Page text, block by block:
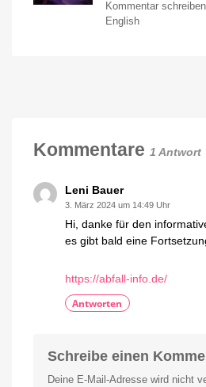
Kommentar schreiben
English
Kommentare 1 Antwort
Leni Bauer
3. März 2024 um 14:49 Uhr
Hi, danke für den
es gibt bald eine
https://abfall-info.de/
Antworten
Schreibe einen
Deine E-Mail-Adresse wird nicht